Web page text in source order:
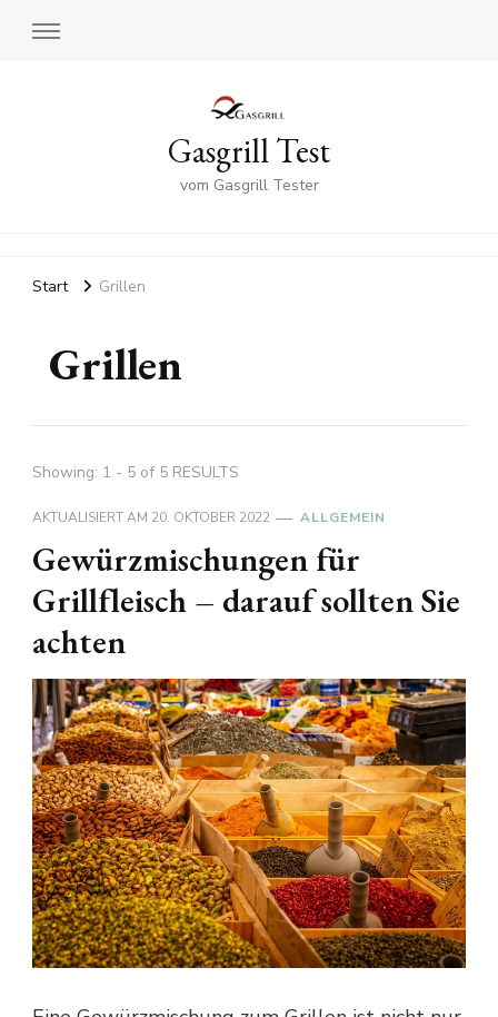
Gasgrill Test
vom Gasgrill Tester
Start Grillen
Grillen
Showing: 1 - 5 of 5 RESULTS
AKTUALISIERT AM 20. OKTOBER 2022 ALLGEMEIN
Gewürzmischungen für
Grillfleisch – darauf sollten Sie
achten